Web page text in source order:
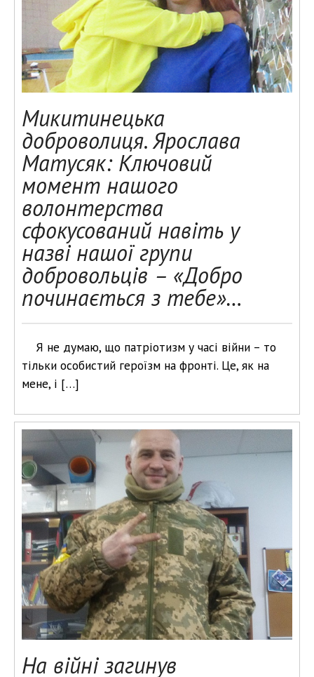
Микитинецька
доброволиця. Ярослава
Матусяк: Ключовий
момент нашого
волонтерства
сфокусований навіть у
назві нашої групи
добровольців – «Добро
починається з тебе»…
Я не думаю, що патріотизм у часі війни – то
тільки особистий героїзм на фронті. Це, як на
мене, і […]
На війні загинув